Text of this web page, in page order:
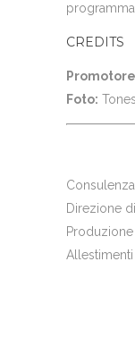
CREDITS
Foto:
Direzione
Produzione
Allestimenti